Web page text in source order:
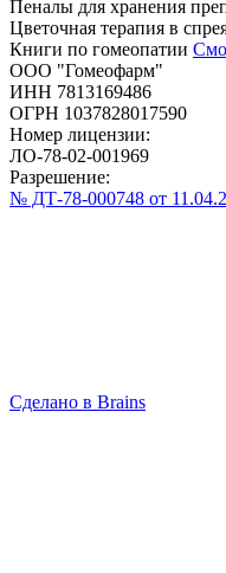
Пеналы для хранения
Цветочная терапия в
Книги по гомеопатии
ООО "Гомеофарм"
ИНН 7813169486
ОГРН 1037828017590
Номер лицензии:
ЛО-78-02-001969
Разрешение:
№ ДТ-78-000748 от
Сделано в Brains